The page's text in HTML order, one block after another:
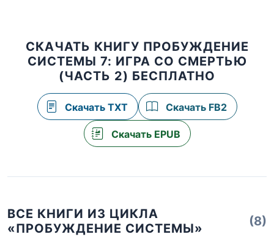
СКАЧАТЬ КНИГУ ПРОБУЖДЕНИЕ
СИСТЕМЫ 7: ИГРА СО СМЕРТЬЮ
(ЧАСТЬ 2) БЕСПЛАТНО
Скачать TXT Скачать FB2
Скачать EPUB
ВСЕ КНИГИ ИЗ ЦИКЛА
«ПРОБУЖДЕНИЕ СИСТЕМЫ»
(8)